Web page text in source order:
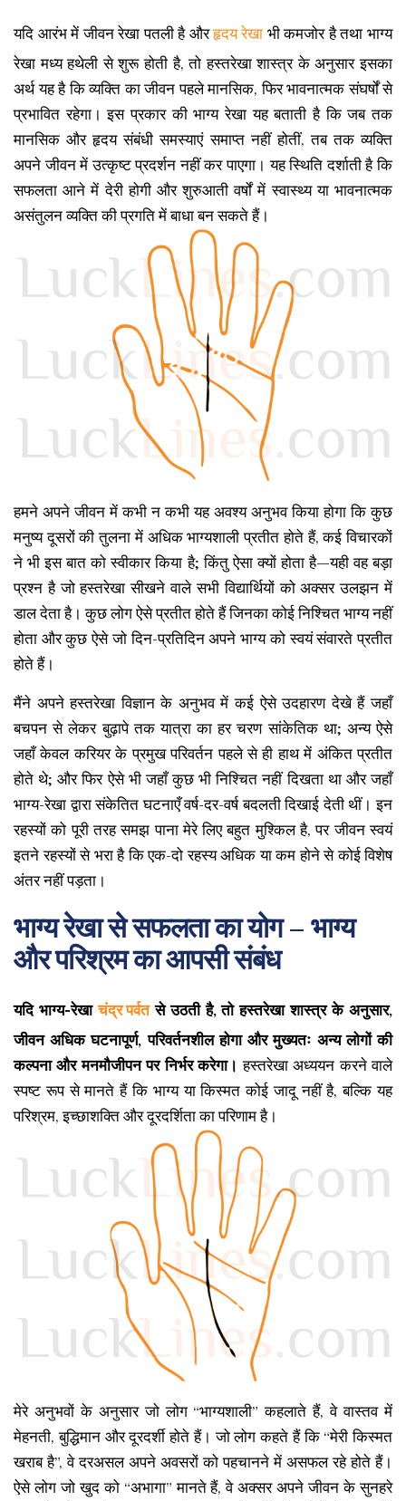
यदि आरंभ में जीवन रेखा पतली है औरहृदय रेखा भी कमजोर है तथा भाग्य
रेखा मध्य हथेली से शुरू होती है, तो हस्तरेखा शास्त्र के अनुसार इसका
अर्थ यह है कि व्यक्ति का जीवन पहले मानसिक, फिर भावनात्मक संघर्षों से
प्रभावित रहेगा। इस प्रकार की भाग्य रेखा यह बताती है कि जब तक
मानसिक और हृदय संबंधी समस्याएं समाप्त नहीं होतीं, तब तक व्यक्ति
अपने जीवन में उत्कृष्ट प्रदर्शन नहीं कर पाएगा। यह स्थिति दर्शाती है कि
सफलता आने में देरी होगी और शुरुआती वर्षों में स्वास्थ्य या भावनात्मक
असंतुलन व्यक्ति की प्रगति में बाधा बन सकते हैं।
हमने अपने जीवन में कभी न कभी यह अवश्य अनुभव किया होगा कि कुछ
मनुष्य दूसरों की तुलना में अधिक भाग्यशाली प्रतीत होते हैं, कई विचारकों
ने भी इस बात को स्वीकार किया है; किंतु ऐसा क्यों होता है—यही वह बड़ा
प्रश्न है जो हस्तरेखा सीखने वाले सभी विद्यार्थियों को अक्सर उलझन में
डाल देता है। कुछ लोग ऐसे प्रतीत होते हैं जिनका कोई निश्चित भाग्य नहीं
होता और कुछ ऐसे जो दिन-प्रतिदिन अपने भाग्य को स्वयं संवारते प्रतीत
होते हैं।
मैंने अपने हस्तरेखा विज्ञान के अनुभव में कई ऐसे उदहारण देखे हैं जहाँ
बचपन से लेकर बुढ़ापे तक यात्रा का हर चरण सांकेतिक था; अन्य ऐसे
जहाँ केवल करियर के प्रमुख परिवर्तन पहले से ही हाथ में अंकित प्रतीत
होते थे; और फिर ऐसे भी जहाँ कुछ भी निश्चित नहीं दिखता था और जहाँ
भाग्य-रेखा द्वारा संकेतित घटनाएँ वर्ष-दर-वर्ष बदलती दिखाई देती थीं। इन
रहस्यों को पूरी तरह समझ पाना मेरे लिए बहुत मुश्किल है, पर जीवन स्वयं
इतने रहस्यों से भरा है कि एक-दो रहस्य अधिक या कम होने से कोई विशेष
अंतर नहीं पड़ता।
भाग्य रेखा से सफलता का योग – भाग्य
और परिश्रम का आपसी संबंध
यदि भाग्य-रेखाचंद्र पर्वतसे उठती है, तो हस्तरेखा शास्त्र के अनुसार,
जीवन अधिक घटनापूर्ण, परिवर्तनशील होगा और मुख्यतः अन्य लोगों की
कल्पना और मनमौजीपन पर निर्भर करेगा। हस्तरेखा अध्ययन करने वाले
स्पष्ट रूप से मानते हैं कि भाग्य या किस्मत कोई जादू नहीं है, बल्कि यह
परिश्रम, इच्छाशक्ति और दूरदर्शिता का परिणाम है।
मेरे अनुभवों के अनुसार जो लोग “भाग्यशाली” कहलाते हैं, वे वास्तव में
मेहनती, बुद्धिमान और दूरदर्शी होते हैं। जो लोग कहते हैं कि “मेरी किस्मत
खराब है”, वे दरअसल अपने अवसरों को पहचानने में असफल रहे होते हैं।
ऐसे लोग जो खुद को “अभागा” मानते हैं, वे अक्सर अपने जीवन के सुनहरे